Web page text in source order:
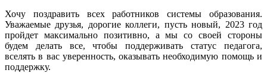
Хочу поздравить всех работников системы образования.
Уважаемые друзья, дорогие коллеги, пусть новый, 2023 год
пройдет максимально позитивно, а мы со своей стороны
будем делать все, чтобы поддерживать статус педагога,
вселять в вас уверенность, оказывать необходимую помощь и
поддержку.